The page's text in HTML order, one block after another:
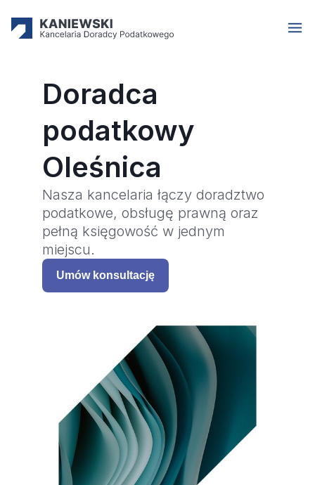
Doradca
podatkowy
Oleśnica
Nasza kancelaria łączy doradztwo
podatkowe, obsługę prawną oraz
pełną księgowość w jednym
miejscu.
Umów konsultację